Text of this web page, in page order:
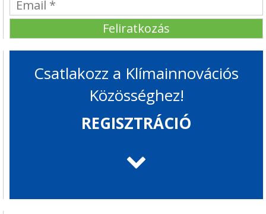
Csatlakozz a Klímainnovációs
Közösséghez!
REGISZTRÁCIÓ